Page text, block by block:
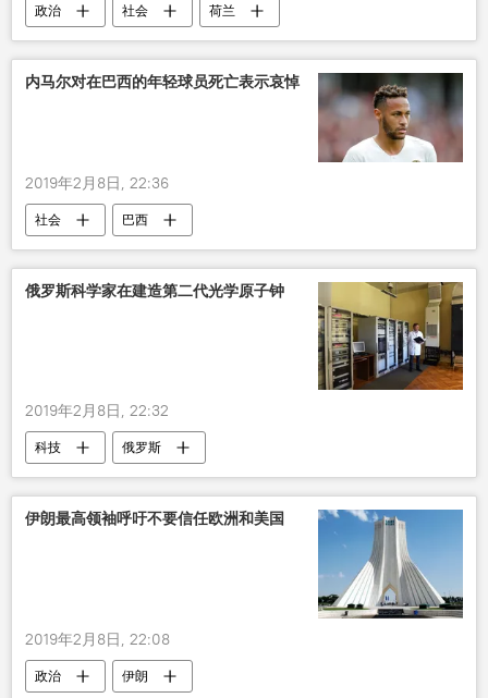
政治 社会 荷兰
内马尔对在巴西的年轻球员死亡表示哀悼
2019年2月8日, 22:36
社会 巴西
俄罗斯科学家在建造第二代光学原子钟
2019年2月8日, 22:32
科技 俄罗斯
伊朗最高领袖呼吁不要信任欧洲和美国
2019年2月8日, 22:08
政治 伊朗